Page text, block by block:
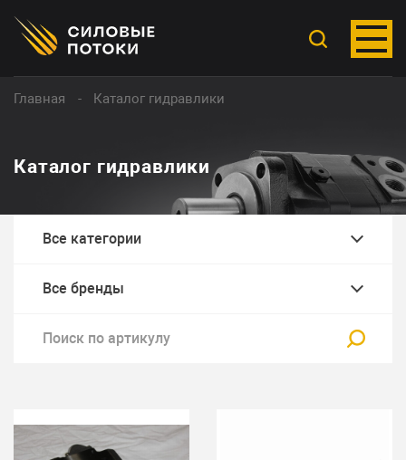
Главная Каталог гидравлики
Каталог гидравлики
Все категории
Все бренды